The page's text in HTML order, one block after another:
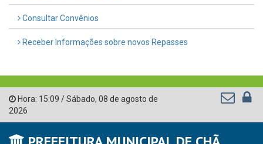
Consultar Convênios
Receber Informações sobre novos Repasses
Hora: 15:09 /Sábado, 08 de agosto de
2026